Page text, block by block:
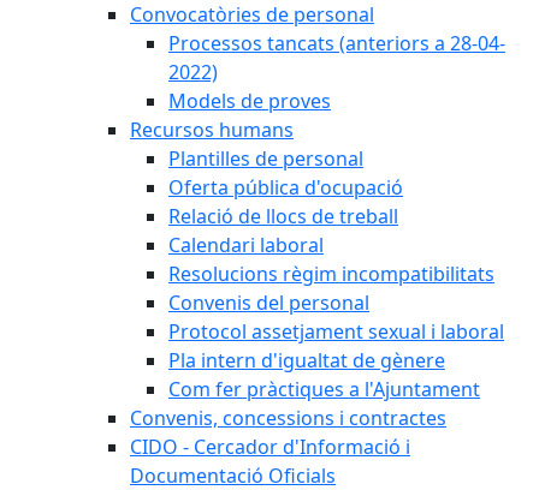
Convocatòries de personal
Processos tancats (anteriors a 28-04-
2022)
Models de proves
Recursos humans
Plantilles de personal
Oferta pública d'ocupació
Relació de llocs de treball
Calendari laboral
Resolucions règim incompatibilitats
Convenis del personal
Protocol assetjament sexual i laboral
Pla intern d'igualtat de gènere
Com fer pràctiques a l'Ajuntament
Convenis, concessions i contractes
CIDO - Cercador d'Informació i
Documentació Oficials